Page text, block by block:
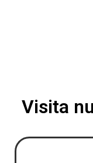
Visita